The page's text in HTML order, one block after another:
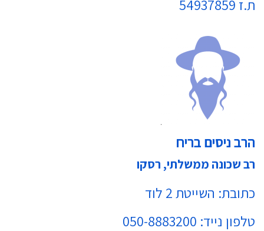
ת.ז 54937859
הרב ניסים בריח
רב שכונה ממשלתי, רסקו
כתובת: השייטת 2 לוד
טלפון נייד: 050-8883200